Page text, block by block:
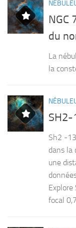
NGC
du
La
la
SH2-
Sh2 -
dans la
une
focal